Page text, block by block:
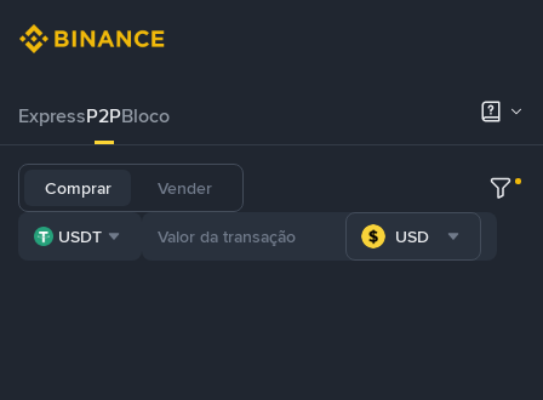
ExpressP2PBloco
Comprar Vender
USDT USD